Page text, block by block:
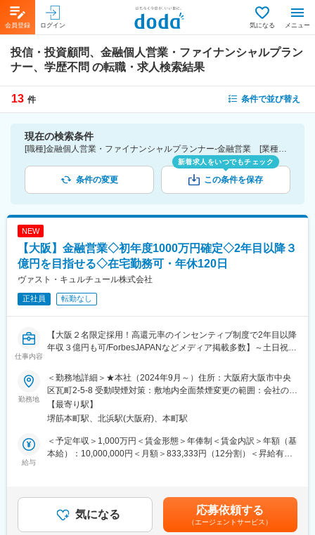
会員登録 ログイン 気になる メニュー
投信・投資顧問、金融個人営業・ファイナンシャルプラン
ナー、学歴不問 の転職・求人検索結果
13 件 条件で並び替え
現在の検索条件
[職種]金融個人営業・ファイナンシャルプランナー-金融営業 [業種]投信・投資顧問-金融業界 [こだわり条件ピックアップ]学歴不問 [詳細条件](募集・採用情報)学歴不問
条件の変更
新着求人をいつでもチェック
この条件を保存
NEW
【大阪】金融営業◇初年度1000万円確定◇2年目以降３
億円を目指せる◇在宅勤務可・年休120日
ヴァスト・キュルチュール株式会社
正社員 転勤なし
仕事内容
【大阪２名限定採用！高還元率のインセンティブ制度で2年目以降
年収３億円も可/ForbesJAPANなどメディア掲載多数】～土日祝
＜当社について＞
プライベートバンク発祥の地である、スイスに本店を構える金融
機関で経験を積んだプライベートバンカーが創業した、ウェル
ス・マネジメントファームです。当社では寄付サービスなど新た
な事業を始め、富裕層のお客様のご資産の運用と財産の管理、保
全、承継等、様々なご要望や課題に応じて、各専門家と協働しテ
当社のプライベートバンカー（IFA）として以下の業務をお任せし
たいと考えています。
勤務地
＜勤務地詳細＞★本社（2024年9月～）住所：大阪府大阪市中央
区瓦町2-5-8 受動喫煙対策：敷地内全面禁煙変更の範囲：会社の定
める事業所（リモートワーク含む）
【最寄り駅】
堺筋本町駅、北浜駅(大阪府)、本町駅
給与
＜予定年収＞1,000万円＜賃金形態＞年俸制＜賃金内訳＞年額（基
本給）：10,000,000円＜月額＞833,333円（12分割）＜昇給有無
益を獲得すればするほど増えていきます。詳細は面談時にお伝え
します。賃金はあくまでも目安の金額であり、選考を通じて上下
する可能性があります。月給(月額)は固定手当を含めた表記です。
気になる 応募依頼する
（エージェントサービス）